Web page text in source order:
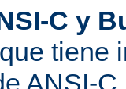
C y
tiene
ANSI-